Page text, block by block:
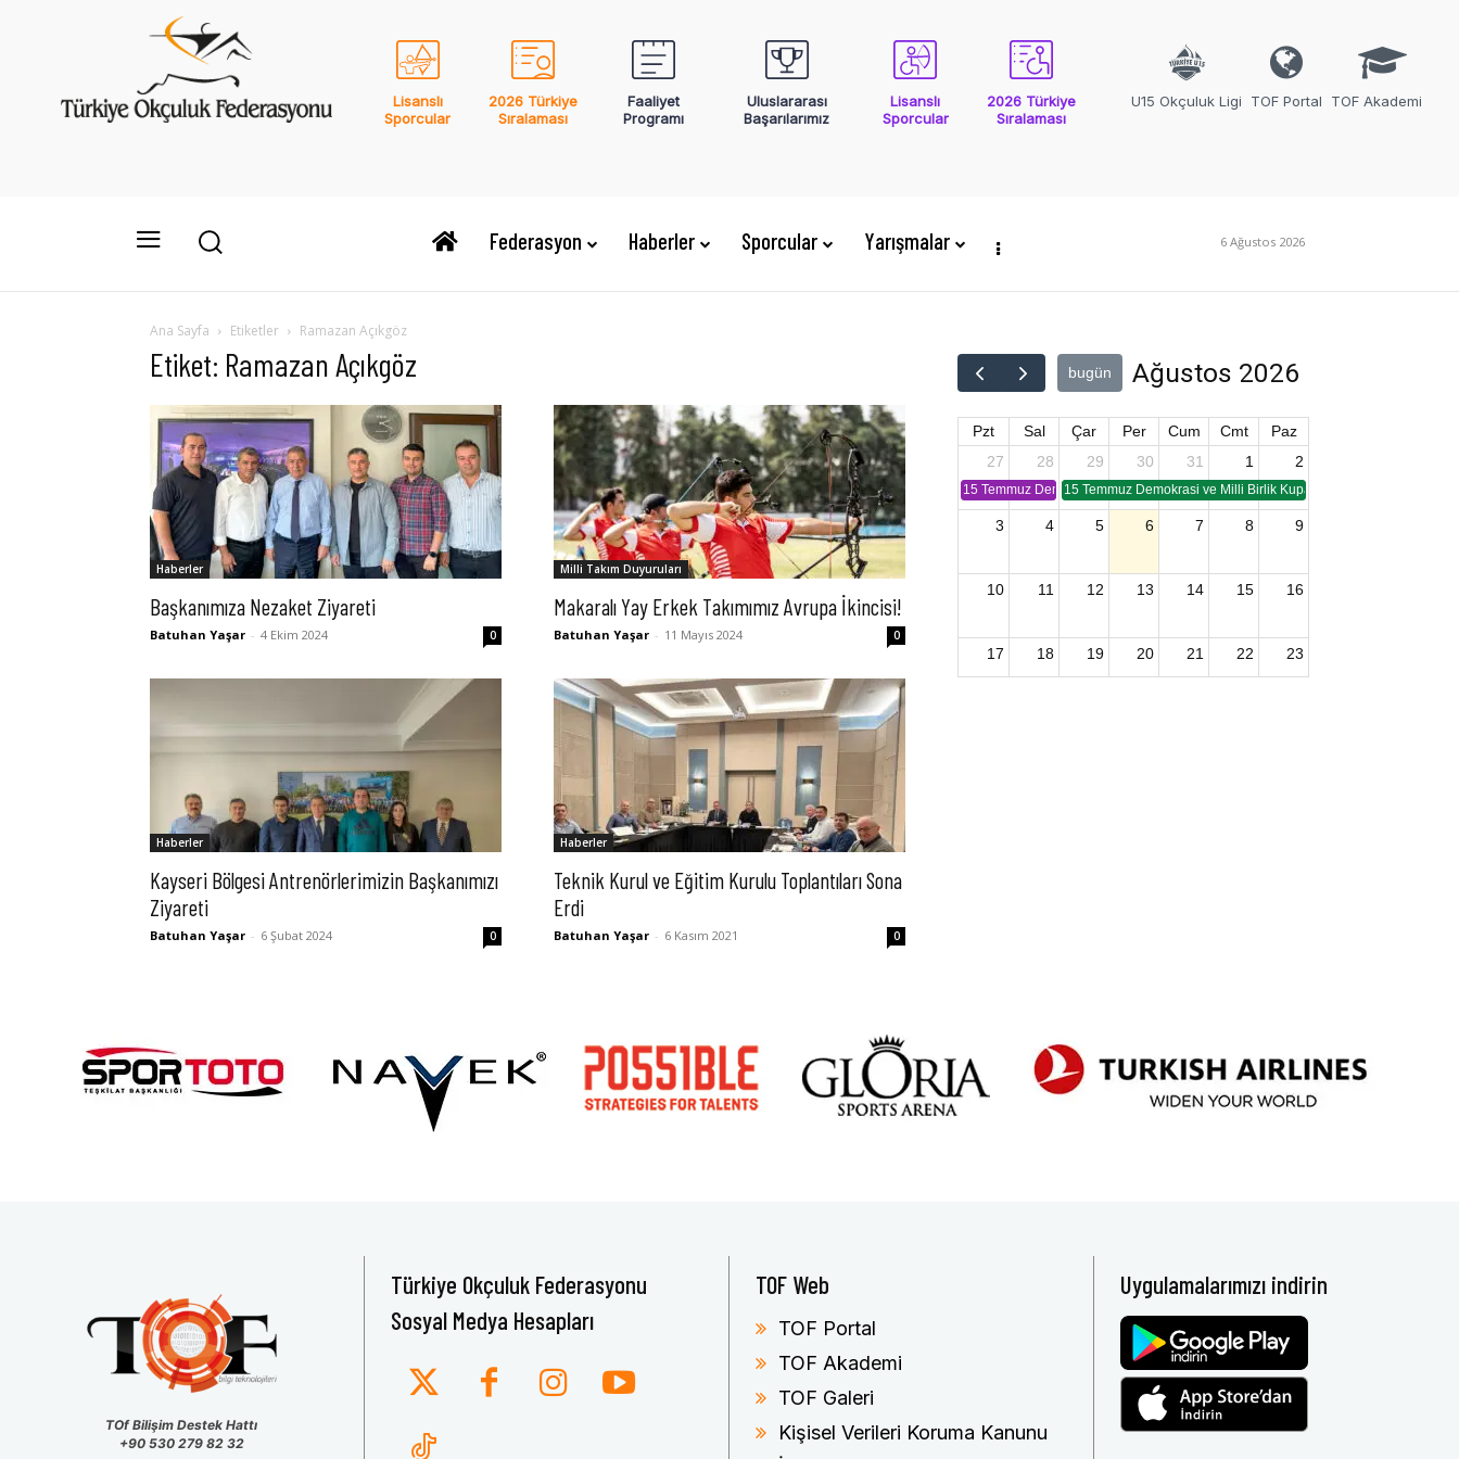
Lisanslı
Sporcular
2026 Türkiye
Sıralaması
Faaliyet
Programı
Uluslararası
Başarılarımız
Lisanslı
Sporcular
2026 Türkiye
Sıralaması
U15 Okçuluk Ligi TOF Portal TOF Akademi
Federasyon Haberler Sporcular Yarışmalar 6 Ağustos 2026
Ana Sayfa Etiketler Ramazan Açıkgöz
Etiket: Ramazan Açıkgöz
Haberler
Başkanımıza Nezaket Ziyareti
Batuhan Yaşar - 4 Ekim 2024 0
Milli Takım Duyuruları
Makaralı Yay Erkek Takımımız Avrupa İkincisi!
Batuhan Yaşar - 11 Mayıs 2024 0
Haberler
Kayseri Bölgesi Antrenörlerimizin Başkanımızı
Ziyareti
Batuhan Yaşar - 6 Şubat 2024 0
Haberler
Teknik Kurul ve Eğitim Kurulu Toplantıları Sona
Erdi
Batuhan Yaşar - 6 Kasım 2021 0
bugün Ağustos 2026
Pzt Sal Çar Per Cum Cmt
Paz
27
15 Temmuz Demokrasi ve Birlik Kupası (TSP -2)
28 29
15 Temmuz Demokrasi ve Milli Birlik Kupası 2. Ayak (TSP 2)
30 31 1 2
3 4 5 6 7 8 9
10 11 12 13 14 15 16
17 18 19 20 21 22 23
TOf Bilişim Destek Hattı
+90 530 279 82 32
Türkiye Okçuluk Federasyonu
Sosyal Medya Hesapları
TOF Web
TOF Portal
TOF Akademi
TOF Galeri
Kişisel Verileri Koruma Kanunu
Uygulamalarımızı indirin